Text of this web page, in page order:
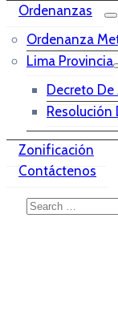
Ordenanzas
Ordenanza
Lima Provincia
Decreto
Resolución
Zonificación
Contáctenos